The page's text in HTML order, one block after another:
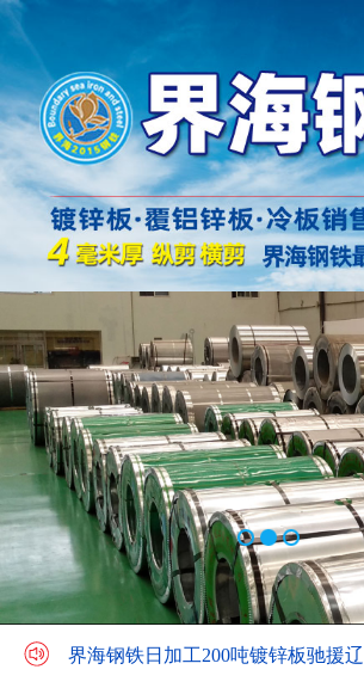
界海钢铁携手学龙集团等七家单位
界海钢铁日加工200吨镀锌板驰援辽